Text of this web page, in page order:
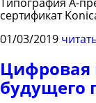
сертификат
01/03/2019
Цифровая
будущего